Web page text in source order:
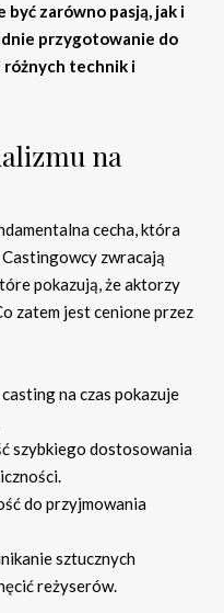
zarówno pasją, jak i
przygotowanie do
różnych technik i
na
cecha, która
zwracają
pokazują, że aktorzy
zatem jest cenione przez
na czas pokazuje
szybkiego dostosowania
do przyjmowania
sztucznych
reżyserów.